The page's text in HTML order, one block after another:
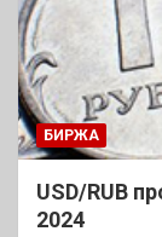
БИРЖА
USD/RUB
2024